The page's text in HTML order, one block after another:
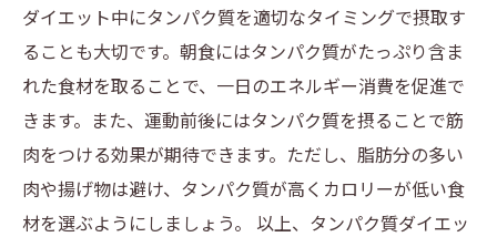
ダイエット中にタンパク質を適切なタイミングで摂取す
ることも大切です。朝食にはタンパク質がたっぷり含ま
れた食材を取ることで、一日のエネルギー消費を促進で
きます。また、運動前後にはタンパク質を摂ることで筋
肉をつける効果が期待できます。ただし、脂肪分の多い
肉や揚げ物は避け、タンパク質が高くカロリーが低い食
材を選ぶようにしましょう。 以上、タンパク質ダイエッ